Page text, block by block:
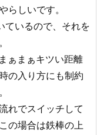
らしいです。
ているので、それを
ぁまぁキツい距離
の入り方にも制約
れでスイッチして
の場合は鉄棒の上